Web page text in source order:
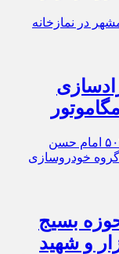
بسیج
و شهید